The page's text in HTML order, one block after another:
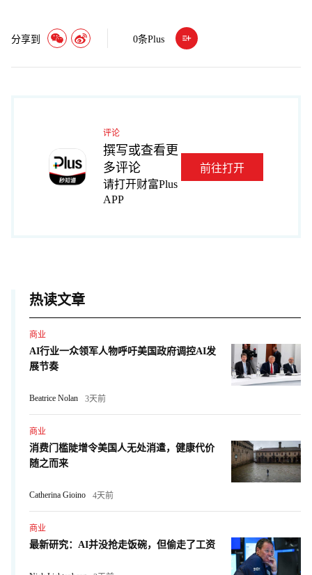
分享到 0条Plus
评论
撰写或查看更
多评论
请打开财富Plus
APP
前往打开
热读文章
商业
AI行业一众领军人物呼吁美国政府调控AI发
展节奏
Beatrice Nolan 3天前
商业
消费门槛陡增令美国人无处消遣，健康代价
随之而来
Catherina Gioino 4天前
商业
最新研究：AI并没抢走饭碗，但偷走了工资